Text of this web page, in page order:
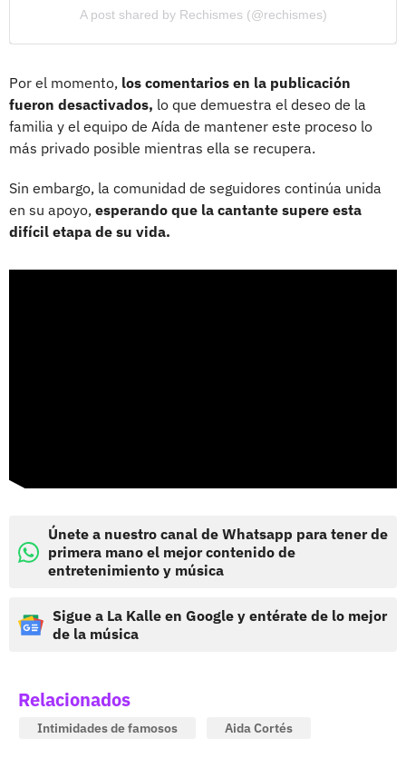
A post shared by Rechismes (@rechismes)
Por el momento, los comentarios en la publicación
fueron desactivados, lo que demuestra el deseo de la
familia y el equipo de Aída de mantener este proceso lo
más privado posible mientras ella se recupera.
Sin embargo, la comunidad de seguidores continúa unida
en su apoyo, esperando que la cantante supere esta
difícil etapa de su vida.
Únete a nuestro canal de Whatsapp para tener de
primera mano el mejor contenido de
entretenimiento y música
Sigue a La Kalle en Google y entérate de lo mejor
de la música
Relacionados
Intimidades de famosos Aida Cortés